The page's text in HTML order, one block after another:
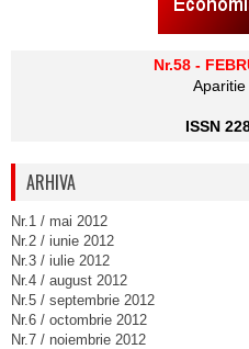
Nr.58 -
ISSN
ARHIVA
Nr.1 / mai 2012
Nr.2 / iunie 2012
Nr.3 / iulie 2012
Nr.4 / august 2012
Nr.5 / septembrie 2012
Nr.6 / octombrie 2012
Nr.7 / noiembrie 2012